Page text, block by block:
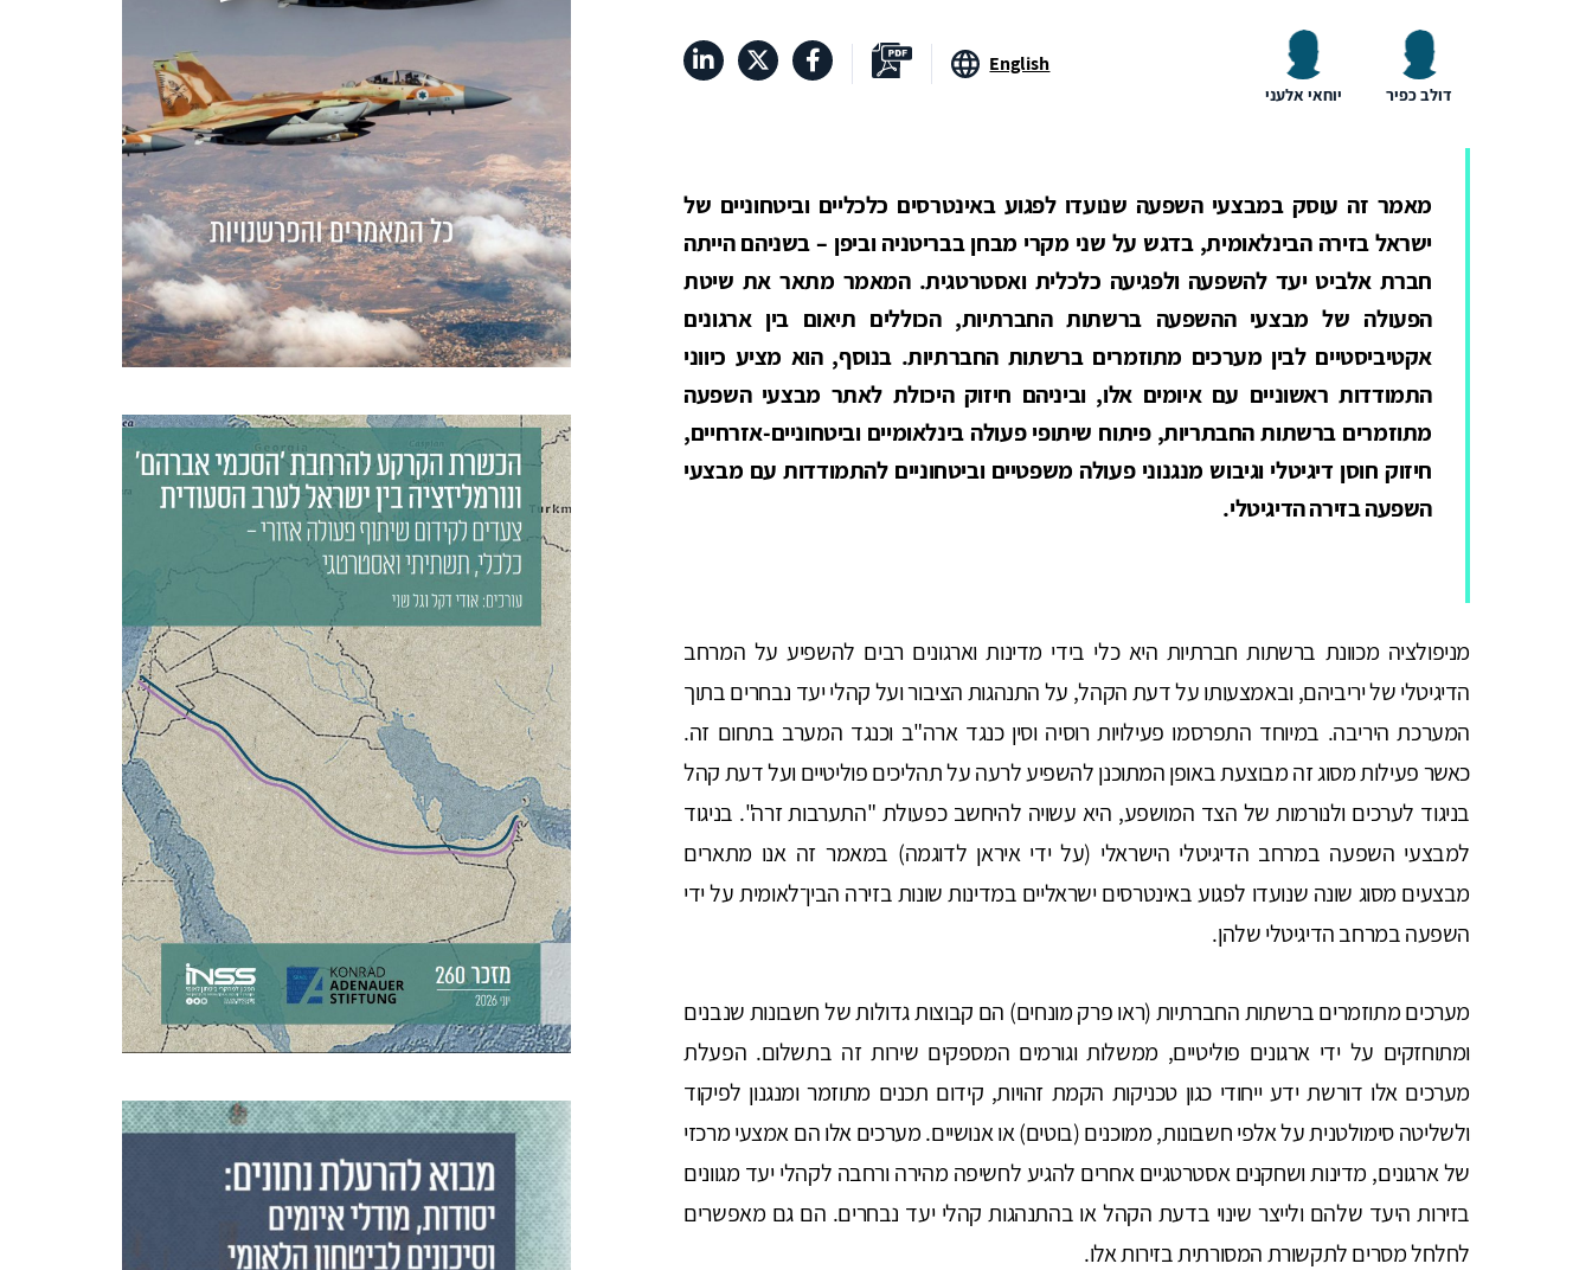
English
דולב כפיר יוחאי אלעני
מאמר זה עוסק במבצעי השפעה שנועדו לפגוע באינטרסים כלכליים וביטחוניים של
ישראל בזירה הבינלאומית, בדגש על שני מקרי מבחן בבריטניה וביפן – בשניהם הייתה
חברת אלביט יעד להשפעה ולפגיעה כלכלית ואסטרטגית. המאמר מתאר את שיטת
הפעולה של מבצעי ההשפעה ברשתות החברתיות, הכוללים תיאום בין ארגונים
אקטיביסטיים לבין מערכים מתוזמרים ברשתות החברתיות. בנוסף, הוא מציע כיווני
התמודדות ראשוניים עם איומים אלו, וביניהם חיזוק היכולת לאתר מבצעי השפעה
מתוזמרים ברשתות החבתריות, פיתוח שיתופי פעולה בינלאומיים וביטחוניים-אזרחיים,
חיזוק חוסן דיגיטלי וגיבוש מנגנוני פעולה משפטיים וביטחוניים להתמודדות עם מבצעי
השפעה בזירה הדיגיטלי.
מניפולציה מכוונת ברשתות חברתיות היא כלי בידי מדינות וארגונים רבים להשפיע על המרחב
הדיגיטלי של יריביהם, ובאמצעותו על דעת הקהל, על התנהגות הציבור ועל קהלי יעד נבחרים בתוך
המערכת היריבה. במיוחד התפרסמו פעילויות רוסיה וסין כנגד ארה"ב וכנגד המערב בתחום זה.
כאשר פעילות מסוג זה מבוצעת באופן המתוכנן להשפיע לרעה על תהליכים פוליטיים ועל דעת קהל
בניגוד לערכים ולנורמות של הצד המושפע, היא עשויה להיחשב כפעולת "התערבות זרה". בניגוד
למבצעי השפעה במרחב הדיגיטלי הישראלי (על ידי איראן לדוגמה) במאמר זה אנו מתארים
מבצעים מסוג שונה שנועדו לפגוע באינטרסים ישראליים במדינות שונות בזירה הבין־לאומית על ידי
השפעה במרחב הדיגיטלי שלהן.
מערכים מתוזמרים ברשתות החברתיות (ראו פרק מונחים) הם קבוצות גדולות של חשבונות שנבנים
ומתוחזקים על ידי ארגונים פוליטיים, ממשלות וגורמים המספקים שירות זה בתשלום. הפעלת
מערכים אלו דורשת ידע ייחודי כגון טכניקות הקמת זהויות, קידום תכנים מתוזמר ומנגנון לפיקוד
ולשליטה סימולטנית על אלפי חשבונות, ממוכנים (בוטים) או אנושיים. מערכים אלו הם אמצעי מרכזי
של ארגונים, מדינות ושחקנים אסטרטגיים אחרים להגיע לחשיפה מהירה ורחבה לקהלי יעד מגוונים
בזירות היעד שלהם ולייצר שינוי בדעת הקהל או בהתנהגות קהלי יעד נבחרים. הם גם מאפשרים
לחלחל מסרים לתקשורת המסורתית בזירות אלו.